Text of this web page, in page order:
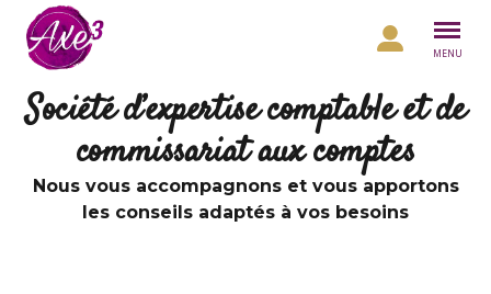
Aller au contenu
MENU
Société d’expertise comptable et de
commissariat aux comptes
Nous vous accompagnons et vous apportons
les conseils adaptés à vos besoins